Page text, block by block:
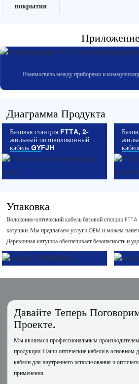
покрытия
Приложение
Взаимосвязь между приборами и
Диаграмма Продукта
Базовая станция FTTA, 2-
жильный оптоволоконный
кабель GYFJH
Упаковка
Волоконно-оптический кабель базовой станции
катушки. Мы предлагаем услуги OEM и можем
Деревянная катушка обеспечивает безопасность и
Давайте Теперь
Проекте.
Мы являемся профессиональным
продукции. Наши оптические кабели в основном
кабели для внутреннего использования и
применения.